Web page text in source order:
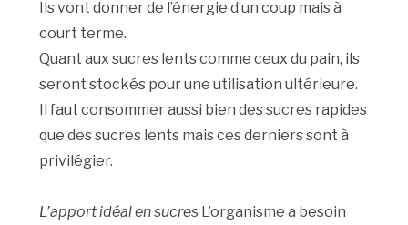
Ils vont donner de l’énergie d’un coup mais à
court terme.
Quant aux sucres lents comme ceux du pain, ils
seront stockés pour une utilisation ultérieure.
Il faut consommer aussi bien des sucres rapides
que des sucres lents mais ces derniers sont à
privilégier.
L’apport idéal en sucres L’organisme a besoin